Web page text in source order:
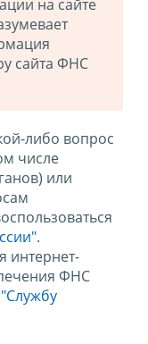
на сайте
сайта ФНС
либо вопрос
числе
или
.
интернет-
ФНС
"Службу